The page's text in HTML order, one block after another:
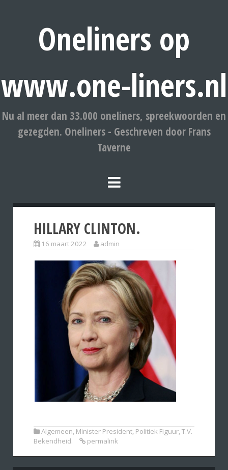
Oneliners op
www.one-liners.nl
Nu al meer dan 33.000 oneliners, spreekwoorden en
gezegden. Oneliners - Geschreven door Frans
Taverne
HILLARY CLINTON.
16 maart 2022 admin
Algemeen, Minister President, Politiek Figuur,T.V.
Bekendheid.
permalink